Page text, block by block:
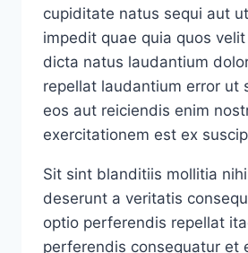
cupiditate natus sequi aut
impedit quae quia quos
dicta natus laudantium
repellat laudantium error ut
eos aut reiciendis enim
exercitationem est ex
Sit sint blanditiis mollitia
deserunt a veritatis
optio perferendis repellat
perferendis consequatur et